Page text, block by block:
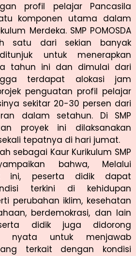
profil pelajar Pancasila
komponen utama dalam
Merdeka. SMP POMOSDA
satu dari sekian banyak
untuk menerapkan
tahun ini dan dimulai dari
terdapat alokasi jam
penguatan profil pelajar
sekitar 20-30 persen dari
dalam setahun. Di SMP
proyek ini dilaksanakan
tepatnya di hari jumat.
sebagai Kaur Kurikulum SMP
bahwa, Melalui
ini, peserta didik dapat
terkini di kehidupan
perubahan iklim, kesehatan
berdemokrasi, dan lain
didik juga didorong
nyata untuk menjawab
terkait dengan kondisi